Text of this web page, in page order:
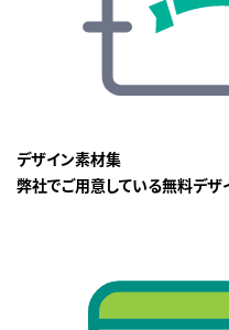
デザイン素材集
弊社でご用意している無料デザ